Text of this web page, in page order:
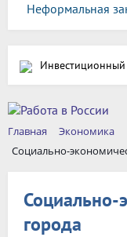
Неформальная
Инвестиционный
Главная
Экономика
Социально-
Социально-
города